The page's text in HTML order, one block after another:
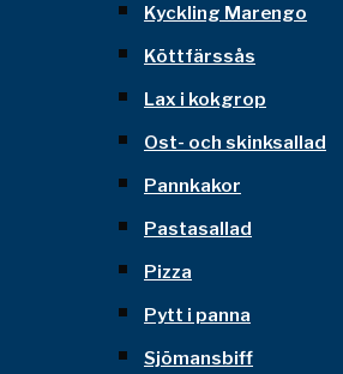
Kyckling Marengo
Köttfärssås
Lax i kokgrop
Ost- och skinksallad
Pannkakor
Pastasallad
Pizza
Pytt i panna
Sjömansbiff